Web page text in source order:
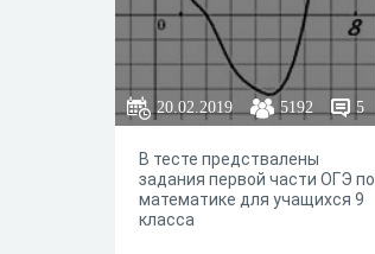
20.02.2019 5192 5
В тесте предствалены
задания первой части ОГЭ по
математике для учащихся 9
класса